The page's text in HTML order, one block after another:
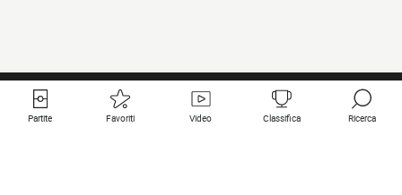
Partite Favoriti Video Classifica Ricerca